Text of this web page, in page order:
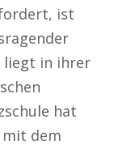
ist
liegt in ihrer
hat
mit dem